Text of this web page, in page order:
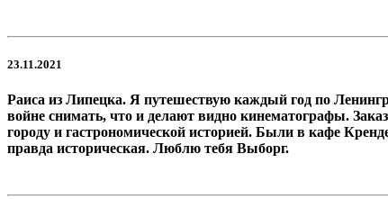
23.11.2021
Раиса из Липецка. Я путешествую каждый год по
войне снимать, что и делают видно кинематографы.
городу и гастрономической историей. Были в кафе
правда историческая. Люблю тебя Выборг.